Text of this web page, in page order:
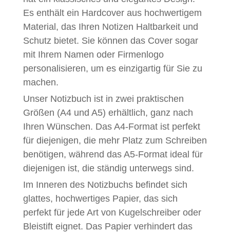
Es enthält ein Hardcover aus hochwertigem
Material, das Ihren Notizen Haltbarkeit und
Schutz bietet. Sie können das Cover sogar
mit Ihrem Namen oder Firmenlogo
personalisieren, um es einzigartig für Sie zu
machen.
Unser Notizbuch ist in zwei praktischen
Größen (A4 und A5) erhältlich, ganz nach
Ihren Wünschen. Das A4-Format ist perfekt
für diejenigen, die mehr Platz zum Schreiben
benötigen, während das A5-Format ideal für
diejenigen ist, die ständig unterwegs sind.
Im Inneren des Notizbuchs befindet sich
glattes, hochwertiges Papier, das sich
perfekt für jede Art von Kugelschreiber oder
Bleistift eignet. Das Papier verhindert das